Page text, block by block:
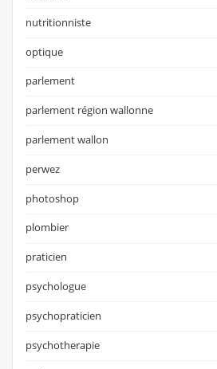
nutritionniste
optique
parlement
parlement région wallonne
parlement wallon
perwez
photoshop
plombier
praticien
psychologue
psychopraticien
psychotherapie